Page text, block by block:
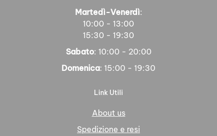
Martedì-Venerdì:
10:00 - 13:00
15:30 - 19:30
Sabato: 10:00 - 20:00
Domenica: 15:00 - 19:30
Link Utili
About us
Spedizione e resi